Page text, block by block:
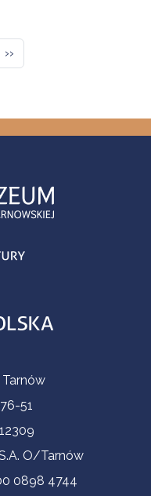
Następna strona
››
51
O/Tarnów
0898 4744